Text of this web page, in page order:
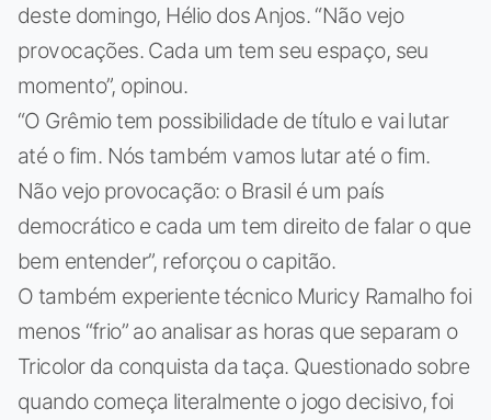
deste domingo, Hélio dos Anjos. “Não vejo
provocações. Cada um tem seu espaço, seu
momento”, opinou.
“O Grêmio tem possibilidade de título e vai lutar
até o fim. Nós também vamos lutar até o fim.
Não vejo provocação: o Brasil é um país
democrático e cada um tem direito de falar o que
bem entender”, reforçou o capitão.
O também experiente técnico Muricy Ramalho foi
menos “frio” ao analisar as horas que separam o
Tricolor da conquista da taça. Questionado sobre
quando começa literalmente o jogo decisivo, foi